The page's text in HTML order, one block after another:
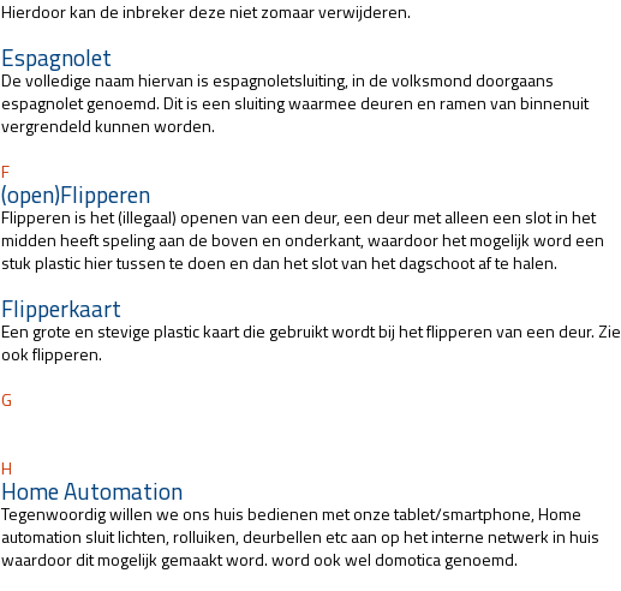
Hierdoor kan de inbreker deze niet zomaar verwijderen.
Espagnolet
De volledige naam hiervan is espagnoletsluiting, in de volksmond doorgaans
espagnolet genoemd. Dit is een sluiting waarmee deuren en ramen van binnenuit
vergrendeld kunnen worden.
F
(open)Flipperen
Flipperen is het (illegaal) openen van een deur, een deur met alleen een slot in het
midden heeft speling aan de boven en onderkant, waardoor het mogelijk word een
stuk plastic hier tussen te doen en dan het slot van het dagschoot af te halen.
Flipperkaart
Een grote en stevige plastic kaart die gebruikt wordt bij het flipperen van een deur. Zie
ook flipperen.
G
H
Home Automation
Tegenwoordig willen we ons huis bedienen met onze tablet/smartphone, Home
automation sluit lichten, rolluiken, deurbellen etc aan op het interne netwerk in huis
waardoor dit mogelijk gemaakt word. word ook wel domotica genoemd.